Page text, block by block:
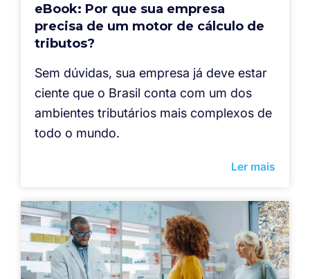
eBook: Por que sua empresa
precisa de um motor de cálculo de
tributos?
Sem dúvidas, sua empresa já deve estar
ciente que o Brasil conta com um dos
ambientes tributários mais complexos de
todo o mundo.
Ler mais